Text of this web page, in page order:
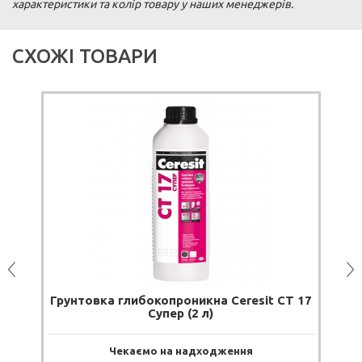
характеристики та колір товару у наших менеджерів.
СХОЖІ ТОВАРИ
Ceresit CT 17
П
О
С
Т
А
Ч
А
Н
Н
Я
П
Р
И
П
И
Н
Е
Н
Е
Кварц-грунт акриловий